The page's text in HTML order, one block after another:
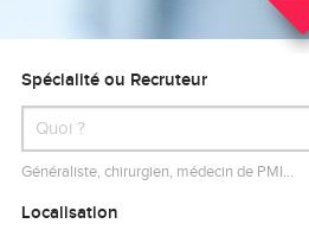
Spécialité ou Recruteur
Généraliste, chirurgien, médecin de PMI…
Localisation